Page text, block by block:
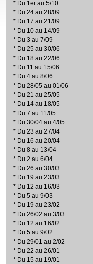
* Du 1er au 5/10
* Du 24 au 28/09
* Du 17 au 21/09
* Du 10 au 14/09
* Du 3 au 7/09
* Du 25 au 30/06
* Du 18 au 22/06
* Du 11 au 15/06
* Du 4 au 8/06
* Du 28/05 au 01/06
* Du 21 au 25/05
* Du 14 au 18/05
* Du 7 au 11/05
* Du 30/04 au 4/05
* Du 23 au 27/04
* Du 16 au 20/04
* Du 8 au 13/04
* Du 2 au 6/04
* Du 26 au 30/03
* Du 19 au 23/03
* Du 12 au 16/03
* Du 5 au 9/03
* Du 19 au 23/02
* Du 26/02 au 3/03
* Du 12 au 16/02
* Du 5 au 9/02
* Du 29/01 au 2/02
* Du 22 au 26/01
* Du 15 au 19/01